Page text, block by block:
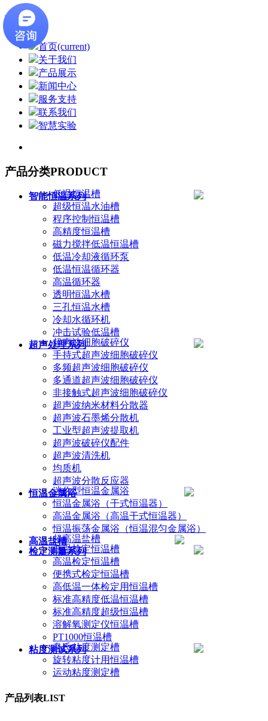
首页(current)
关于我们
产品展示
新闻中心
服务支持
联系我们
智慧实验
产品分类PRODUCT
智能恒温系列
低温恒温槽
超级恒温水油槽
程序控制恒温槽
高精度恒温槽
磁力搅拌低温恒温槽
低温冷却液循环泵
低温恒温循环器
高温循环器
透明恒温水槽
三孔恒温水槽
冷却水循环机
冲击试验低温槽
超声处理系列
超声波细胞破碎仪
手持式超声波细胞破碎仪
多频超声波细胞破碎仪
多通道超声波细胞破碎仪
非接触式超声波细胞破碎仪
超声波纳米材料分散器
超声波石墨烯分散机
工业型超声波提取机
超声波破碎仪配件
超声波清洗机
均质机
超声波分散反应器
恒温金属浴迷你型恒温金属浴
恒温金属浴（干式恒温器）
高温金属浴（高温干式恒温器）
恒温振荡金属浴（恒温混匀金属浴）
高温盐槽超高温盐槽
检定测量系列
低温检定恒温槽
高温检定恒温槽
便携式检定恒温槽
高低温一体检定用恒温槽
标准高精度低温恒温槽
标准高精度超级恒温槽
溶解氧测定仪恒温槽
PT1000恒温槽
粘度测试系列
乌氏粘度测定槽
旋转粘度计用恒温槽
运动粘度测定槽
产品列表LIST